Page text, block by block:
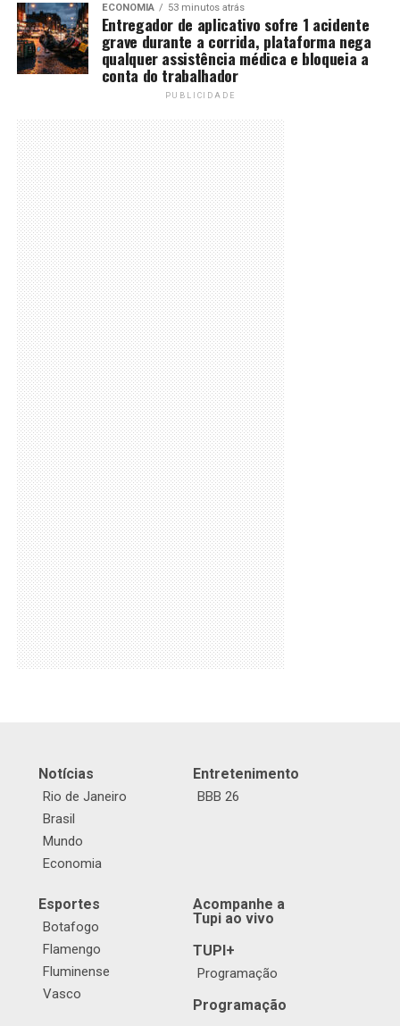
ECONOMIA 53 minutos atrás
Entregador de aplicativo sofre 1 acidente
grave durante a corrida, plataforma nega
qualquer assistência médica e bloqueia a
conta do trabalhador
PUBLICIDADE
Notícias
Rio de Janeiro
Brasil
Mundo
Economia
Entretenimento
BBB 26
Esportes
Botafogo
Flamengo
Fluminense
Vasco
Acompanhe a
Tupi ao vivo
TUPI+
Programação
Programação